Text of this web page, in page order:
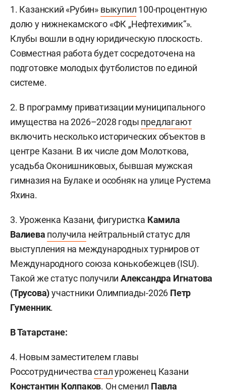
1. Казанский «Рубин» выкупил 100-процентную
долю у нижнекамского «ФК „Нефтехимик“».
Клубы вошли в одну юридическую плоскость.
Совместная работа будет сосредоточена на
подготовке молодых футболистов по единой
системе.
2. В программу приватизации муниципального
имущества на 2026–2028 годы предлагают
включить несколько исторических объектов в
центре Казани. В их числе дом Молоткова,
усадьба Оконишниковых, бывшая мужская
гимназия на Булаке и особняк на улице Рустема
Яхина.
3. Уроженка Казани, фигуристка Камила
Валиева получила нейтральный статус для
выступления на международных турниров от
Международного союза конькобежцев (ISU).
Такой же статус получилиАлександра Игнатова
(Трусова)участники Олимпиады-2026 Петр
Гуменник.
В Татарстане:
4. Новым заместителем главы
Россотрудничествасталуроженец Казани
Константин Колпаков. Он сменил Павла